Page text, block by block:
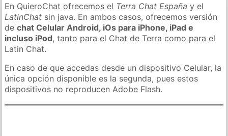
En QuieroChat ofrecemos el Terra Chat España y el
LatinChat sin java. En ambos casos, ofrecemos versión
dechat Celular Android, iOs para iPhone, iPad e
incluso iPod, tanto para el Chat de Terra como para el
Latin Chat.
En caso de que accedas desde un dispositivo Celular, la
única opción disponible es la segunda, pues estos
dispositivos no reproducen Adobe Flash.